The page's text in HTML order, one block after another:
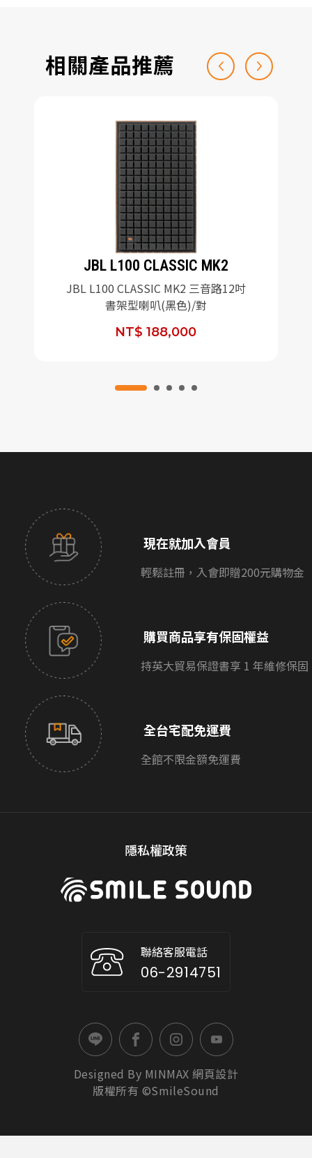
相關產品推薦
JBL L100 CLASSIC MK2
JBL L100 CLASSIC MK2 三音路12吋
書架型喇叭(黑色)/對
NT$ 188,000
現在就加入會員
輕鬆註冊，入會即贈200元購物金
購買商品享有保固權益
持英大貿易保證書享 1 年維修保固
全台宅配免運費
全館不限金額免運費
隱私權政策
聯絡客服電話
06-2914751
Designed By MINMAX 網頁設計
版權所有 ©SmileSound